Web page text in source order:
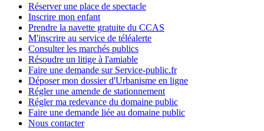
Réserver une place de spectacle
Inscrire mon enfant
Prendre la navette gratuite du CCAS
M'inscrire au service de téléalerte
Consulter les marchés publics
Résoudre un litige à l'amiable
Faire une demande sur Service-public.fr
Déposer mon dossier d'Urbanisme en ligne
Régler une amende de stationnement
Régler ma redevance du domaine public
Faire une demande liée au domaine public
Nous contacter